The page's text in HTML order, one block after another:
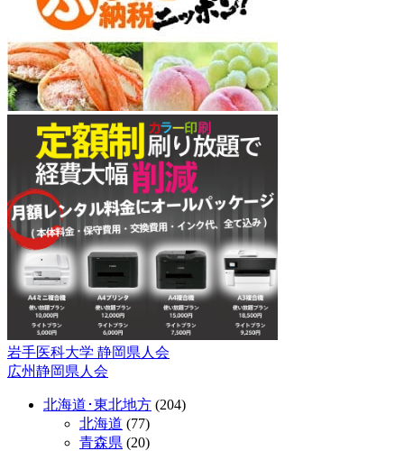
投
稿
岩手医科大学 静岡県人会
広州静岡県人会
北海道･東北地方 (204)
北海道 (77)
青森県 (20)